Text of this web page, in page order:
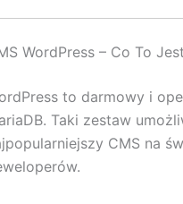
WordPress – Co To
to darmowy i
Taki zestaw
CMS na